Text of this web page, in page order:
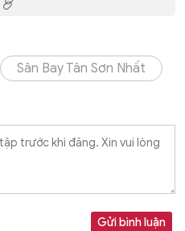
Sân Bay Tân Sơn Nhất
Gửi bình luận